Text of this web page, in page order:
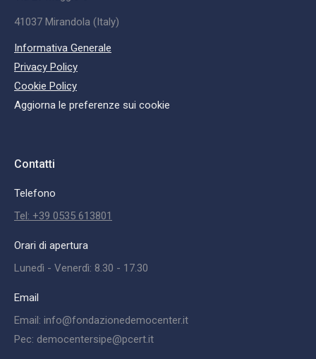
41037 Mirandola (Italy)
Informativa Generale
Privacy Policy
Cookie Policy
Aggiorna le preferenze sui cookie
Contatti
Telefono
Tel: +39 0535 613801
Orari di apertura
Lunedì - Venerdì: 8.30 - 17.30
Email
Email: info@fondazionedemocenter.it
Pec: democentersipe@pcert.it